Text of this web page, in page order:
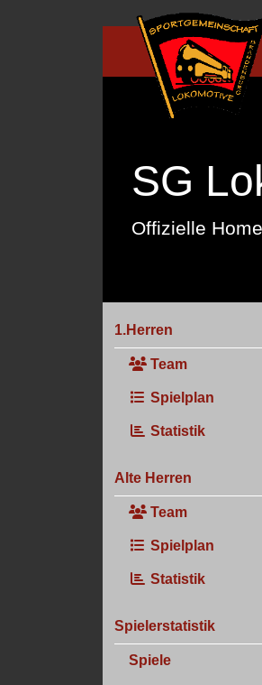
SG
Offizielle
1.Herren
Team
Spielplan
Statistik
Alte Herren
Team
Spielplan
Statistik
Spielerstatistik
Spiele